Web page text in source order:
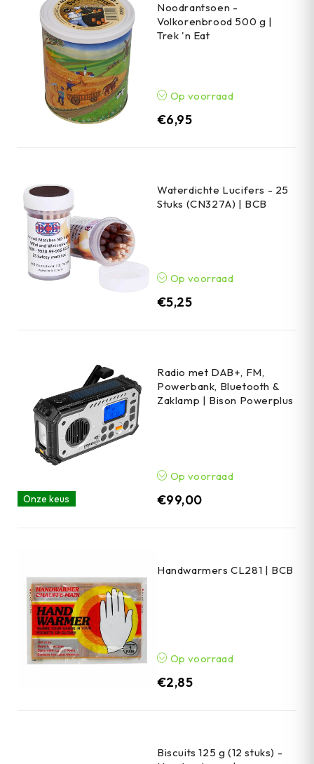
Noodrantsoen -
Volkorenbrood 500 g |
Trek 'n Eat
Op voorraad
€6,95
Waterdichte Lucifers - 25
Stuks (CN327A) | BCB
Op voorraad
€5,25
Onze keus
Radio met DAB+, FM,
Powerbank, Bluetooth &
Zaklamp | Bison Powerplus
Op voorraad
€99,00
Handwarmers CL281 | BCB
Op voorraad
€2,85
Biscuits 125 g (12 stuks) -